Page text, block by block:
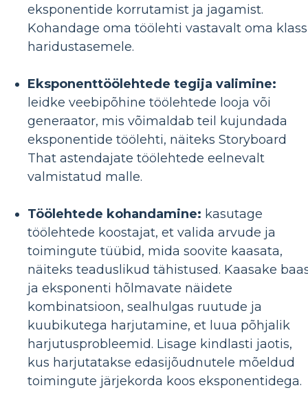
eksponentide korrutamist ja jagamist.
Kohandage oma töölehti vastavalt oma
haridustasemele.
Eksponenttöölehtede tegija valimine:
leidke veebipõhine töölehtede looja või
generaator, mis võimaldab teil kujundada
eksponentide töölehti, näiteks Storyboard
That astendajate töölehtede eelnevalt
valmistatud malle.
Töölehtede kohandamine: kasutage
töölehtede koostajat, et valida arvude ja
toimingute tüübid, mida soovite kaasata,
näiteks teaduslikud tähistused. Kaasake
ja eksponenti hõlmavate näidete
kombinatsioon, sealhulgas ruutude ja
kuubikutega harjutamine, et luua põhjalik
harjutusprobleemid. Lisage kindlasti jaotis,
kus harjutatakse edasijõudnutele mõeldud
toimingute järjekorda koos eksponentidega.